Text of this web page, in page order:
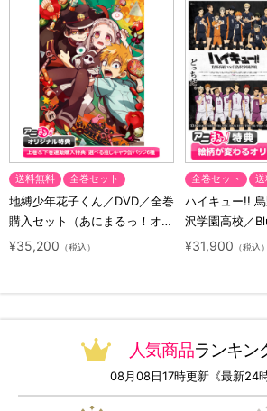
送料無料 全巻セット
地縛少年花子くん／DVD／全巻
購入セット（あにまるっ！オリ
ジナル特典付き・送料無料）
¥35,200 （税込）
全巻セット
ハイキュー!!
沢学園高校／
ット（初回生
¥31,900 （税込）
人気商品ランキン
08月08日17時更新《最新24